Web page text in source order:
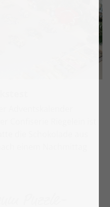
Adventskalender
Confiserie Riegelein ist
die Schokolade aus
einem Nachmittag